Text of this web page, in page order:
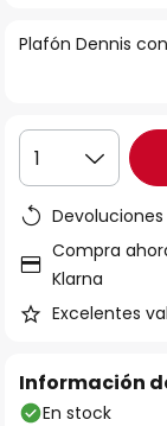
galería
Plafón Dennis
1
Compra
Klarna
Excelentes
Información
En stock